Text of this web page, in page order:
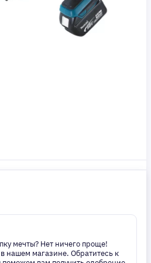
мечты? Нет ничего проще!
нашем магазине. Обратитесь к